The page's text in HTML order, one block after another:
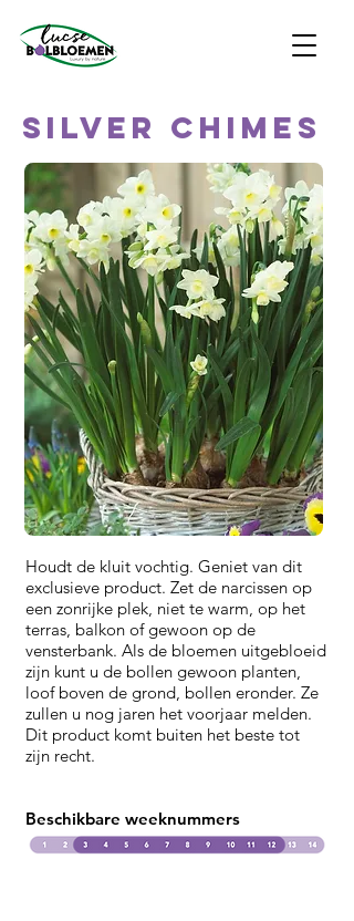
SILVER CHIMES
Houdt de kluit vochtig. Geniet van dit
exclusieve product. Zet de narcissen op
een zonrijke plek, niet te warm, op het
terras, balkon of gewoon op de
vensterbank. Als de bloemen uitgebloeid
zijn kunt u de bollen gewoon planten,
loof boven de grond, bollen eronder. Ze
zullen u nog jaren het voorjaar melden.
Dit product komt buiten het beste tot
zijn recht.
Beschikbare weeknummers